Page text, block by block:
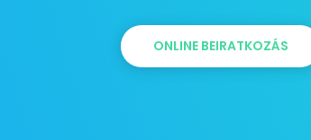
ONLINE BEIRATKOZÁS